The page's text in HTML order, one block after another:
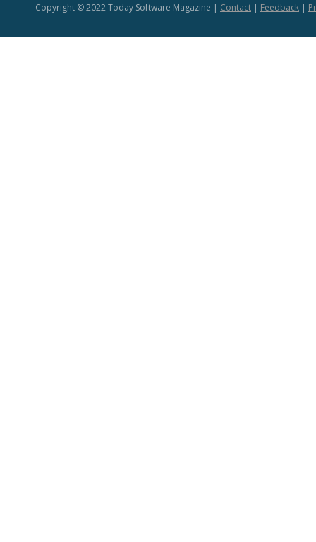
Copyright © 2022 Today Software Magazine | Contact | Feedback |